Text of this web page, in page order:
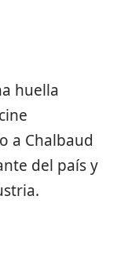
huella
a Chalbaud
del país y